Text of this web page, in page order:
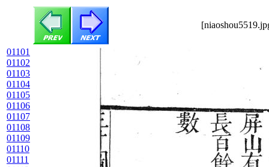
01101
01102
01103
01104
01105
01106
01107
01108
01109
01110
01111